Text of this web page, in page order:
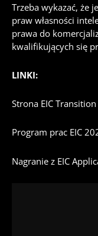
Trzeba wykazać, że
praw własności
prawa do
kwalifikujących się
LINKI:
Strona EIC Transition
Program prac EIC
Nagranie z EIC